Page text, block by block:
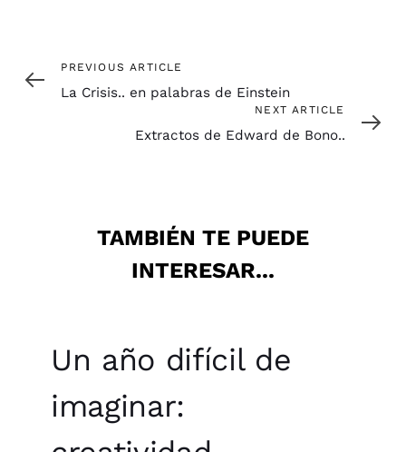
Previous
Article
PREVIOUS ARTICLE
La Crisis.. en palabras de Einstein
NEXT ARTICLE
Extractos de Edward de Bono..
TAMBIÉN TE PUEDE
INTERESAR...
Un año difícil de
imaginar: